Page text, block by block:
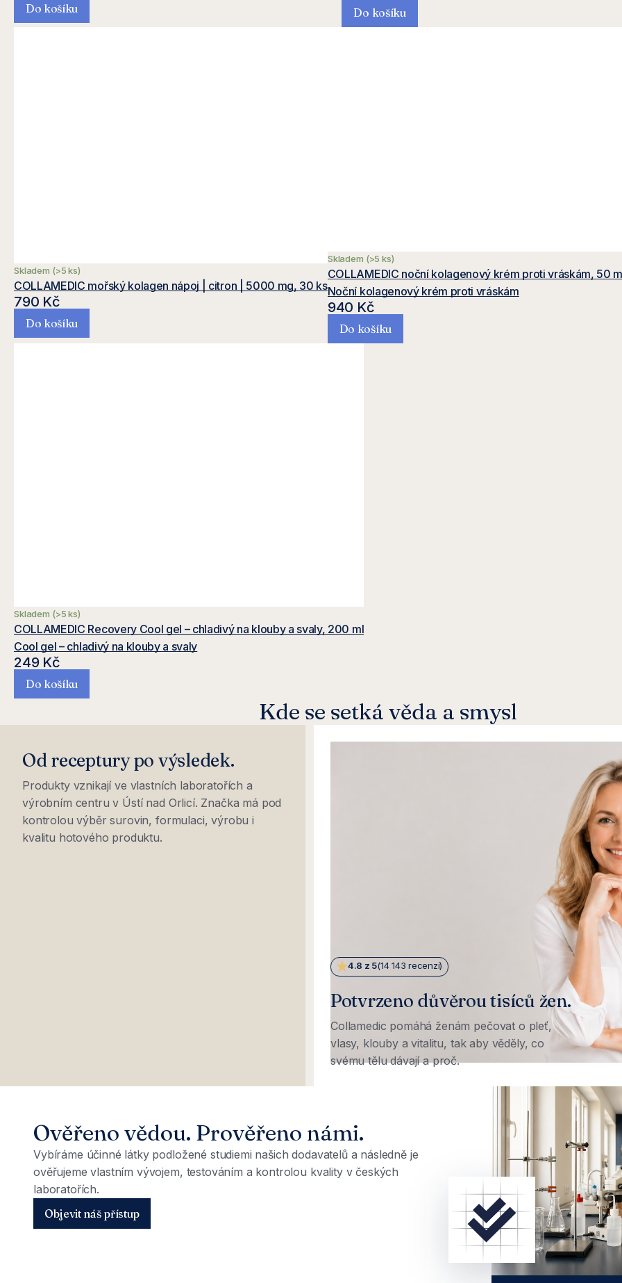
Do košíku Do košíku
COLLAMEDIC mořský kolagen nápoj | citron | 5000 mg, 30 ks
Skladem (>5 ks)
790 Kč
Do košíku
COLLAMEDIC noční kolagenový krém proti vráskám, 50
Noční kolagenový krém proti vráskám
Skladem (>5 ks)
940 Kč
Do košíku
COLLAMEDIC Recovery Cool gel – chladivý na klouby a svaly, 200 ml
Cool gel – chladivý na klouby a svaly
Skladem (>5 ks)
249 Kč
Do košíku
Kde se setká věda a smysl
Od receptury po výsledek.
Produkty vznikají ve vlastních laboratořích a
výrobním centru v Ústí nad Orlicí. Značka má pod
kontrolou výběr surovin, formulaci, výrobu i
kvalitu hotového produktu.
4.8 z 5(14 143 recenzí)
Potvrzeno důvěrou tisíců žen.
Collamedic pomáhá ženám pečovat o pleť,
vlasy, klouby a vitalitu, tak aby věděly, co
svému tělu dávají a proč.
Ověřeno vědou. Prověřeno námi.
Vybíráme účinné látky podložené studiemi našich dodavatelů a následně je
ověřujeme vlastním vývojem, testováním a kontrolou kvality v českých
laboratořích.
Objevit náš přístup